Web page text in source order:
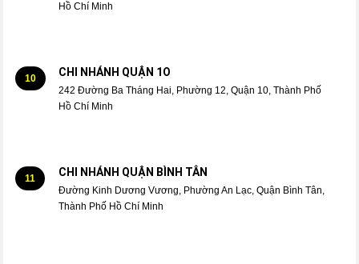
Hồ Chí Minh
10 CHI NHÁNH QUẬN 1O
242 Đường Ba Tháng Hai, Phường 12, Quận 10, Thành Phố
Hồ Chí Minh
11 CHI NHÁNH QUẬN BÌNH TÂN
Đường Kinh Dương Vương, Phường An Lạc, Quận Bình Tân,
Thành Phố Hồ Chí Minh